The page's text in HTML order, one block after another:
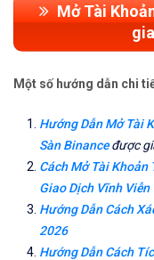
Mở Tài
Một số hướng dẫn chi
Hướng Dẫn Mở Tài
Sàn Binanceđược
Cách Mở Tài Khoản
Giao Dịch Vĩnh Viễn
Hướng Dẫn Cách
2026
Hướng Dẫn Cách